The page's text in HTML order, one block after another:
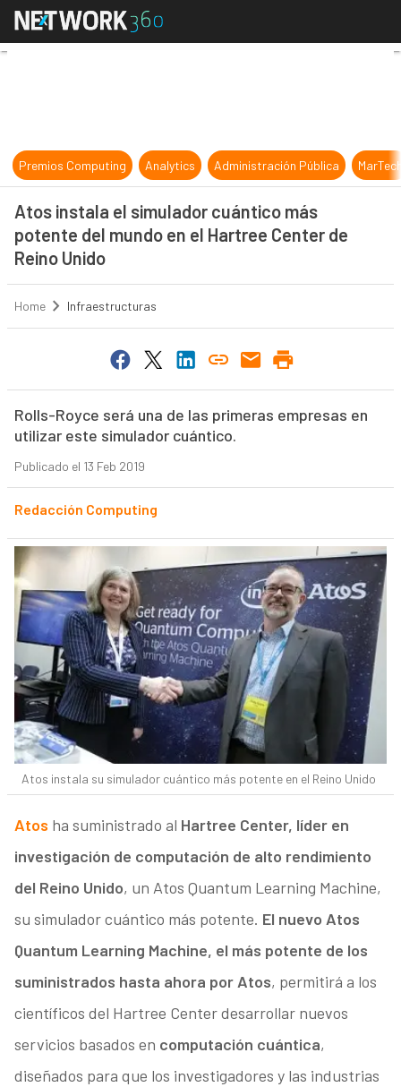
Atos instala el simulador cuántico
Premios Computing Analytics Administración Pública
Atos instala el simulador cuántico más
potente del mundo en el Hartree Center de
Reino Unido
Home Infraestructuras
Rolls-Royce será una de las primeras empresas en
utilizar este simulador cuántico.
Publicado el 13 Feb 2019
Redacción Computing
Atos instala su simulador cuántico más potente en el Reino Unido
Atos ha suministrado al Hartree Center, líder en
investigación de computación de alto rendimiento
del Reino Unido, un Atos Quantum Learning Machine,
su simulador cuántico más potente. El nuevo Atos
Quantum Learning Machine, el más potente de los
suministrados hasta ahora por Atos, permitirá a los
científicos del Hartree Center desarrollar nuevos
servicios basados en computación cuántica,
diseñados para que los investigadores y las industrias